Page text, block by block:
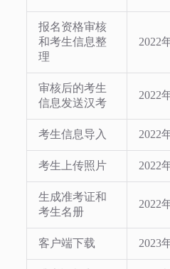
报名资格审核
和考生信息整
理
2022
审核后的考生
信息发送汉考
2022
考生信息导入 2022
考生上传照片 2022
生成准考证和
考生名册
2022
客户端下载 2023